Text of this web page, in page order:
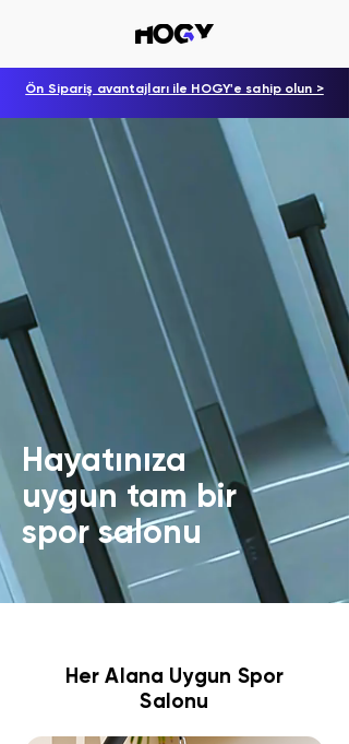
Ön Sipariş avantajları ile HOGY'e sahip olun >
Hayatınıza
uygun tam bir
spor salonu
Her Alana Uygun Spor
Salonu